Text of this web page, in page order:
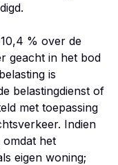
% over de
geacht in het bod
is
belastingdienst of
met toepassing
Indien
omdat het
eigen woning;